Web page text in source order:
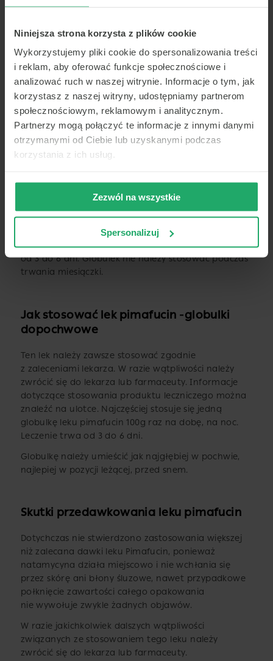
Niniejsza strona korzysta z plików cookie
Wykorzystujemy pliki cookie do spersonalizowania treści
i reklam, aby oferować funkcje społecznościowe i
analizować ruch w naszej witrynie. Informacje o tym, jak
korzystasz z naszej witryny, udostępniamy partnerom
społecznościowym, reklamowym i analitycznym.
Partnerzy mogą połączyć te informacje z innymi danymi
otrzymanymi od Ciebie lub uzyskanymi podczas
korzystania z ich usług.
Zezwól na wszystkie
Spersonalizuj
Postać leku pimafucin
Lek pimafucin występuje w dwóch postaciach: maści
i globulek dopochwowych.
Lek pimafucin w w postaci maści stosowany jest
w leczeniu drożdżycy skóry oraz błon śluzowych,
która wywołana jest przez drożdże Candidia
albicans. Lek stosuje się miejscowo na zmienioną
chorobowo skórę lub błony śluzowe. Niewielką ilość
kremu należy nanieść na skórę, najczęściej od 1 do 4
Pimafucin w postaci globulek jest wskazany
w leczeniu zakażeń pochwy wywołanych
przez drożdżaki Candida albicans, globulki
dopochwowe stosuje się zazwyczaj 1 raz na dobę
porą wieczorową. Okres leczenia najczęściej wynosi
od 3 do 6 dni. Globulek nie należy stosować podczas
trwania miesiączki.
Jak stosować lek pimafucin -globulki
dopochwowe
Ten lek należy zawsze stosować zgodnie
z zaleceniami lekarza. W razie wątpliwości należy
zwrócić się do lekarza lub farmaceuty. Informacje
dotyczące stosowania produktu leczniczego można
znaleźć na ulotce. Najczęściej stosuje się jedną
globulkę leku pimafucin 100g raz na dobę, na noc.
Leczenie trwa od 3 do 6 dni.
Globulkę należy umieścić jak najgłębiej w pochwie,
najlepiej w pozycji leżącej, przed snem.
Skutki przedawkowania leku pimafucin
Dotychczas nie stwierdzono zastosowania większej
niż zalecana dawki leku Pimafucin, ponieważ
natamycyna działa miejscowo i nie wchłania się
przez skórę ani błony śluzowe, nawet przypadkowe
połknięcie zawartości całego opakowania
nie wywołuje zwykle żadnych objawów.
W razie jakichkolwiek dalszych wątpliwości
związanych ze stosowaniem tego leku należy
zwrócić się do lekarza lub farmaceuty.